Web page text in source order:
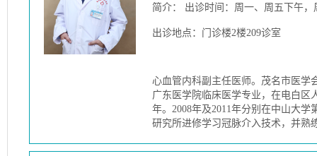
简介： 出诊时间：周一、周五下午，
出诊地点：门诊楼2楼209诊室
心血管内科副主任医师。茂名市医学
广东医学院临床医学专业，在电白区
年。2008年及2011年分别在中山大
研究所进修学习冠脉介入技术，并熟